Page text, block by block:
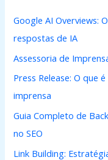
Google AI Overviews:
respostas de IA
Assessoria de
Press Release: O que
imprensa
Guia Completo de
no SEO
Link Building: